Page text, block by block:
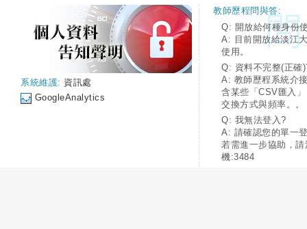
系統維護: 資訊處
GoogleAnalytics
教師歷程問與答:
Q: 開放給何種身份
A: 目前開放給淡江
使用。
Q: 資料不完整(正確
A: 教師歷程系統介
含某些「CSV匯入
交換方式與頻率。。
Q: 我無法登入?
A: 請確認您的單一
若需進一步協助，
機:3484